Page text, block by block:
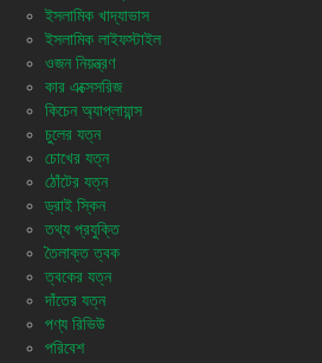
ইসলামিক খাদ্যাভাস
ইসলামিক লাইফস্টাইল
ওজন নিয়ন্ত্রণ
কার এক্সেসরিজ
কিচেন অ্যাপ্লায়ান্স
চুলের যত্ন
চোখের যত্ন
ঠোঁটের যত্ন
ড্রাই স্কিন
তথ্য প্রযুক্তি
তৈলাক্ত ত্বক
ত্বকের যত্ন
দাঁতের যত্ন
পণ্য রিভিউ
পরিবেশ